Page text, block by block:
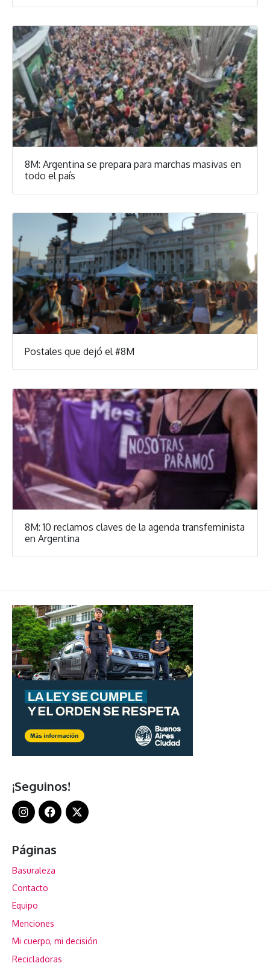
8M: Argentina se prepara para marchas masivas en
todo el país
Postales que dejó el #8M
8M: 10 reclamos claves de la agenda transfeminista
en Argentina
¡Seguinos!
Páginas
Basuraleza
Contacto
Equipo
Menciones
Mi cuerpo, mi decisión
Recicladoras